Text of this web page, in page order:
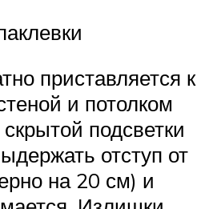
приставляется к
и потолком
подсветки
отступ от
на 20 см) и